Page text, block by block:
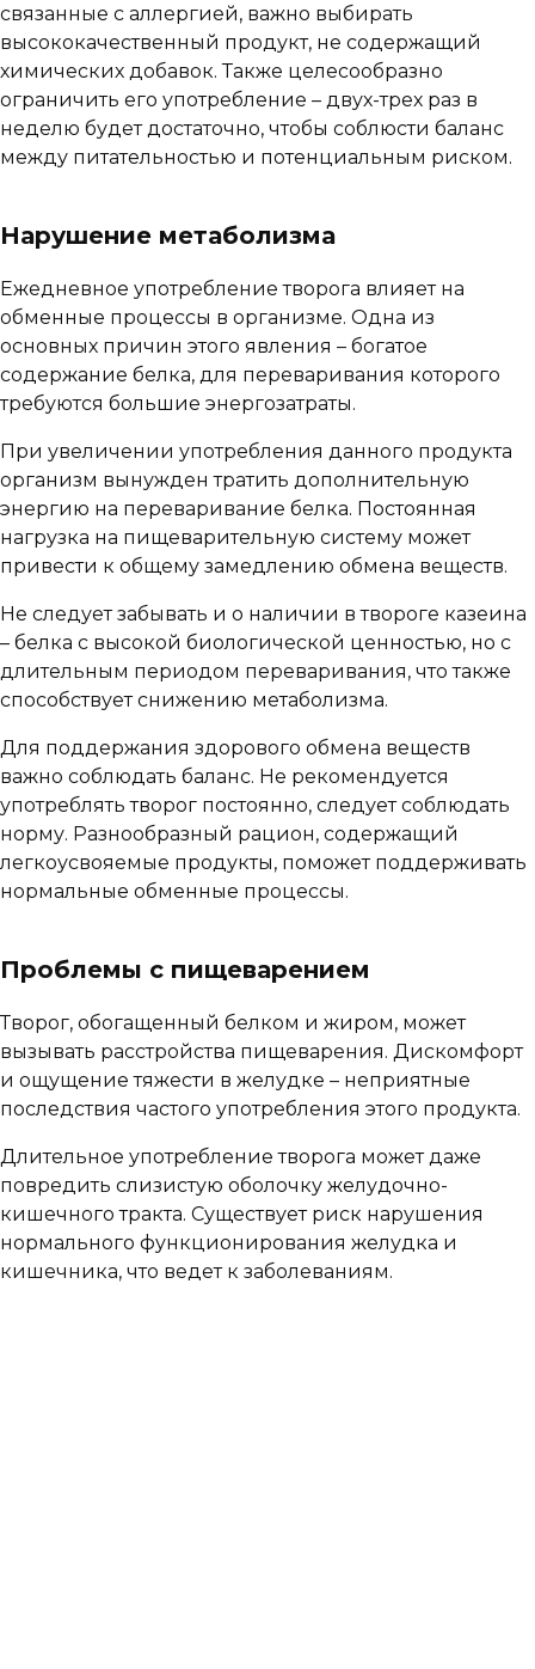
связанные с аллергией, важно выбирать
высококачественный продукт, не содержащий
химических добавок. Также целесообразно
ограничить его употребление – двух-трех раз в
неделю будет достаточно, чтобы соблюсти баланс
между питательностью и потенциальным риском.
Нарушение метаболизма
Ежедневное употребление творога влияет на
обменные процессы в организме. Одна из
основных причин этого явления – богатое
содержание белка, для переваривания которого
требуются большие энергозатраты.
При увеличении употребления данного продукта
организм вынужден тратить дополнительную
энергию на переваривание белка. Постоянная
нагрузка на пищеварительную систему может
привести к общему замедлению обмена веществ.
Не следует забывать и о наличии в твороге казеина
– белка с высокой биологической ценностью, но с
длительным периодом переваривания, что также
способствует снижению метаболизма.
Для поддержания здорового обмена веществ
важно соблюдать баланс. Не рекомендуется
употреблять творог постоянно, следует соблюдать
норму. Разнообразный рацион, содержащий
легкоусвояемые продукты, поможет поддерживать
нормальные обменные процессы.
Проблемы с пищеварением
Творог, обогащенный белком и жиром, может
вызывать расстройства пищеварения. Дискомфорт
и ощущение тяжести в желудке – неприятные
последствия частого употребления этого продукта.
Длительное употребление творога может даже
повредить слизистую оболочку желудочно-
кишечного тракта. Существует риск нарушения
нормального функционирования желудка и
кишечника, что ведет к заболеваниям.